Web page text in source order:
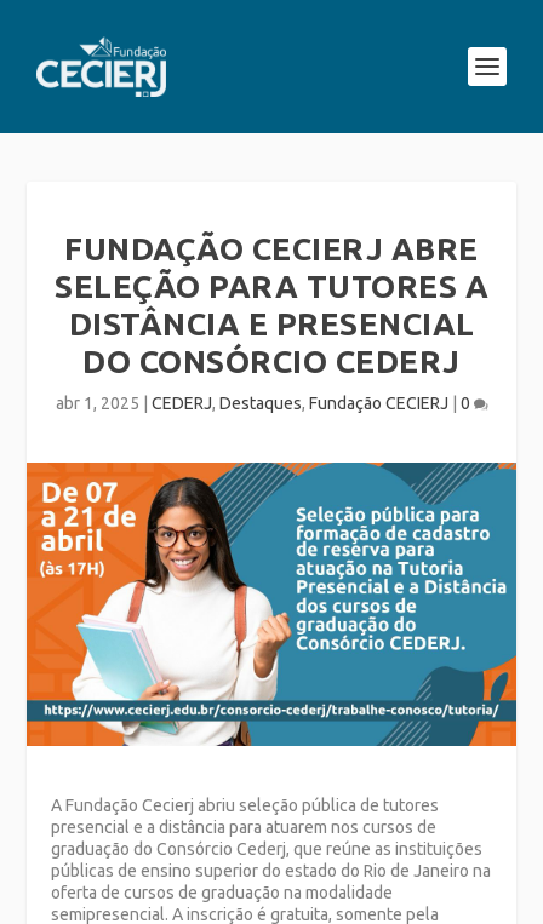
FUNDAÇÃO CECIERJ ABRE
SELEÇÃO PARA TUTORES A
DISTÂNCIA E PRESENCIAL
DO CONSÓRCIO CEDERJ
abr 1, 2025 CEDERJ, Destaques, Fundação CECIERJ 0
A Fundação Cecierj abriu seleção pública de tutores
presencial e a distância para atuarem nos cursos de
graduação do Consórcio Cederj, que reúne as instituições
públicas de ensino superior do estado do Rio de Janeiro na
oferta de cursos de graduação na modalidade
semipresencial. A inscrição é gratuita, somente pela